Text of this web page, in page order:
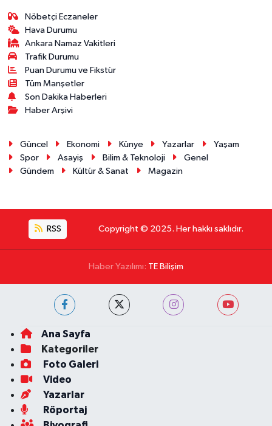
Nöbetçi Eczaneler
Hava Durumu
Ankara Namaz Vakitleri
Trafik Durumu
Puan Durumu ve Fikstür
Tüm Manşetler
Son Dakika Haberleri
Haber Arşivi
Güncel Ekonomi Künye Yazarlar
Yaşam
Spor
Asayiş Bilim & Teknoloji
Genel
Gündem
Kültür & Sanat Magazin
RSS Copyright © 2025. Her hakkı saklıdır.
Haber Yazılımı: TE Bilişim
Ana Sayfa
Kategoriler
Foto Galeri
Video
Yazarlar
Röportaj